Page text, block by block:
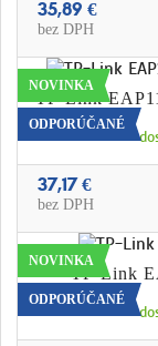
35,89 €
bez DPH
NOVINKA
ODPORÚČANÉ
TP-Link
37,17 €
bez DPH
NOVINKA
ODPORÚČANÉ
TP-Link